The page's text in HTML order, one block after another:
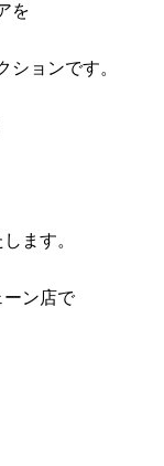
を
ョンです。
ます。
ン店で